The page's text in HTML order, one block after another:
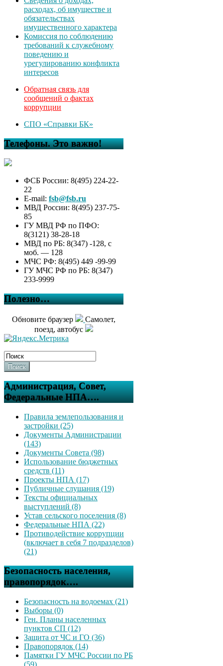
расходах, об имуществе и
обязательствах
имущественного характера
Комиссия по соблюдению
требований к служебному
поведению и
урегулированию конфликта
интересов
Обратная связь для
сообщений о фактах
коррупции
СПО «Справки БК»
Телефоны. Это важно!
ФСБ России: 8(495) 224-22-
22
E-mail: fsb@fsb.ru
МВД России: 8(495) 237-75-
85
ГУ МВД РФ по ПФО:
8(3121) 38-28-18
МВД по РБ: 8(347) -128, с
моб. — 128
МЧС РФ: 8(495) 449 -99-99
ГУ МЧС РФ по РБ: 8(347)
233-9999
Полезно…
Обновите браузер
Самолет,
поезд, автобус
Поиск
Администрация, Совет,
Федеральные НПА….
Правила землепользования и
застройки (25)
Документы Администрации
(143)
Документы Совета (98)
Использование бюджетных
средств (11)
Проекты НПА (17)
Публичные слушания (19)
Тексты официальных
выступлений (8)
Устав сельского поселения (8)
Федеральные НПА (22)
Противодействие коррупции
(включает в себя 7 подразделов)
(21)
Безопасность населения,
правопорядок….
Безопасность на водоемах (21)
Выборы (0)
Ген. Планы населенных
пунктов СП (12)
Защита от ЧС и ГО (36)
Правопорядок (14)
Памятки ГУ МЧС России по РБ
(59)